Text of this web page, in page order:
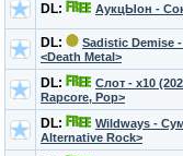
DL: АукцЫон -
DL:
Sadistic Demise
<Death Metal>
DL:
Слот - x10
Rapcore, Pop>
DL:
Wildways -
Alternative Rock>